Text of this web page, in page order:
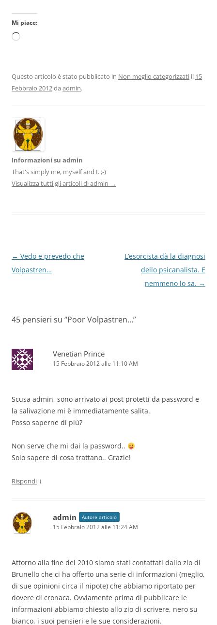
Mi piace:
Caricamento
Questo articolo è stato pubblicato in Non meglio categorizzati il 15
Febbraio 2012da admin.
Informazioni su admin
That's simply me, myself and I. ;-)
Visualizza tutti gli articoli di admin →
Navigazione
articolo
← Vedo e prevedo che
Volpastren…
L’esorcista dà la diagnosi
dello psicanalista. E
nemmeno lo sa. →
45 pensieri su “Poor Volpastren…”
Venetian Prince
15 Febbraio 2012 alle 11:10 AM
Scusa admin, sono arrivato ai post protetti da password e
la salivazione mi è immediatamente salita.
Posso saperne di più?
Non serve che mi dai la password..
Solo sapere di cosa trattano.. Grazie!
Rispondi ↓
admin Autore articolo
15 Febbraio 2012 alle 11:24 AM
Attorno alla fine del 2010 siamo stati contattati dallo zio di
Brunello che ci ha offerto una serie di informazioni (meglio,
di sue opinioni circa il nipote) che abbiamo riportato per
dovere di cronaca. Ovviamente prima di pubblicare le
informazioni abbiamo chiesto allo zio di scrivere, nero su
bianco, i suoi pensieri e le sue considerazioni.